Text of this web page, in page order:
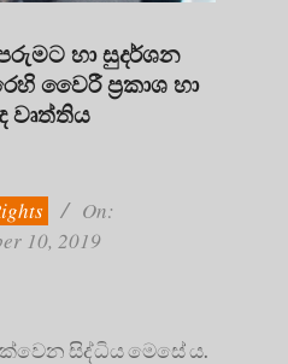
හා සුදර්ශන
වෛරී ප්‍රකාශ හා
On:
10, 2019
සිද්ධිය මෙසේ ය.